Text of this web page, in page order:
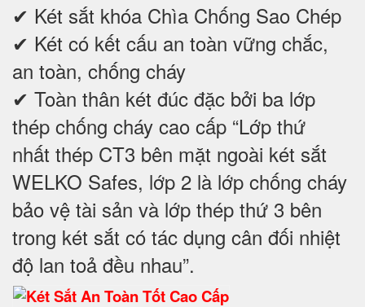
✔ Két sắt khóa Chìa Chống Sao Chép
✔ Két có kết cấu an toàn vững chắc,
an toàn, chống cháy
✔ Toàn thân két đúc đặc bởi ba lớp
thép chống cháy cao cấp “Lớp thứ
nhất thép CT3 bên mặt ngoài két sắt
WELKO Safes, lớp 2 là lớp chống cháy
bảo vệ tài sản và lớp thép thứ 3 bên
trong két sắt có tác dụng cân đối nhiệt
độ lan toả đều nhau”.